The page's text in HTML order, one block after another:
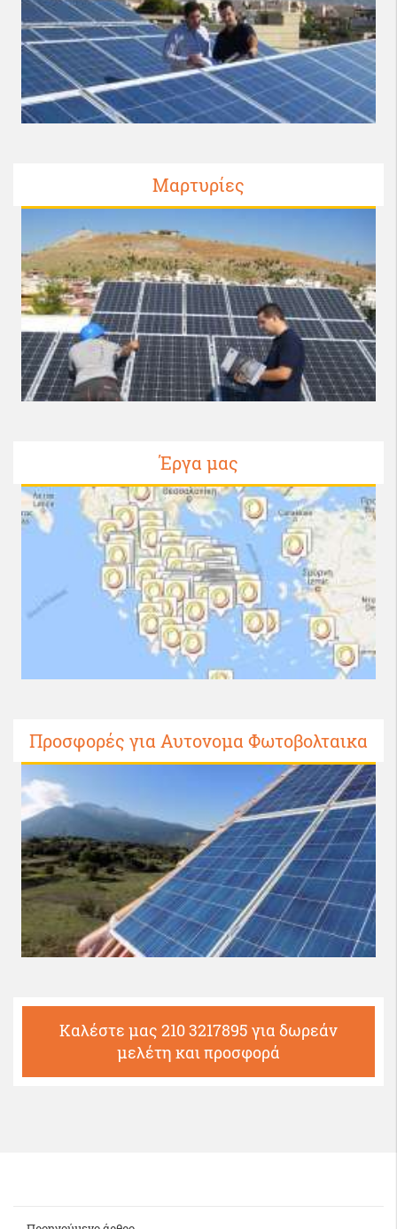
Μαρτυρίες
Έργα μας
Προσφορές για Αυτονομα Φωτοβολταικα
Καλέστε μας 210 3217895 για δωρεάν
μελέτη και προσφορά